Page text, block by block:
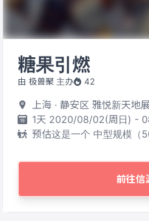
糖果引燃
由 极兽聚 主办 42
上海 · 静安区 雅悦新天地
1天 2020/08/02(周日) -
预估这是一个 中型规模（
前往信